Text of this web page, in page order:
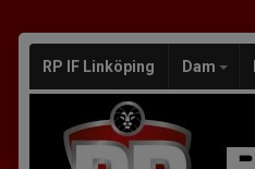
RP IF Linköping Dam